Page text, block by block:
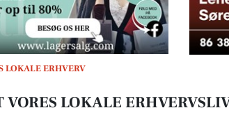
LOKALE ERHVERV
VORES LOKALE